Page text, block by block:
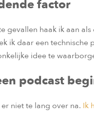
factor
gevallen haak ik aan
ik daar een
idee te
podcast
niet te lang over na. Ik